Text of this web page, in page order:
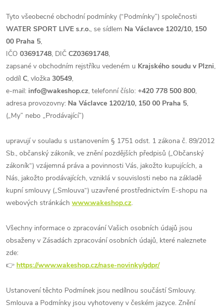
Tyto všeobecné obchodní podmínky (“Podmínky”) společnosti
WATER SPORT LIVE s.r.o., se sídlem Na Václavce 1202/10, 150
00 Praha 5,
IČO 03691748, DIČ CZ03691748,
zapsané v obchodním rejstříku vedeném u Krajského soudu v Plzni,
oddíl C, vložka 30549,
e-mail: info@wakeshop.cz, telefonní číslo: +420 778 500 800,
adresa provozovny: Na Václavce 1202/10, 150 00 Praha 5,
(„My” nebo „Prodávající”)
upravují v souladu s ustanovením § 1751 odst. 1 zákona č. 89/2012
Sb., občanský zákoník, ve znění pozdějších předpisů („Občanský
zákoník“) vzájemná práva a povinnosti Vás, jakožto kupujících, a
Nás, jakožto prodávajících, vzniklá v souvislosti nebo na základě
kupní smlouvy („Smlouva“) uzavřené prostřednictvím E-shopu na
webových stránkách www.wakeshop.cz.
Všechny informace o zpracování Vašich osobních údajů jsou
obsaženy v Zásadách zpracování osobních údajů, které naleznete
zde:
👉 https://www.wakeshop.cz/nase-novinky/gdpr/
Ustanovení těchto Podmínek jsou nedílnou součástí Smlouvy.
Smlouva a Podmínky jsou vyhotoveny v českém jazyce. Znění